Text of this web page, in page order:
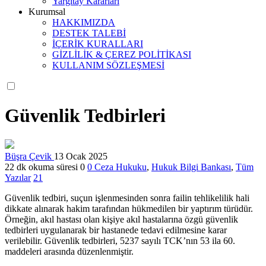
Kurumsal
HAKKIMIZDA
DESTEK TALEBİ
İÇERİK KURALLARI
GİZLİLİK & ÇEREZ POLİTİKASI
KULLANIM SÖZLEŞMESİ
Güvenlik Tedbirleri
Büşra Çevik 13 Ocak 2025
22 dk okuma süresi 0 0 Ceza Hukuku, Hukuk Bilgi Bankası, Tüm
Yazılar 21
Güvenlik tedbiri, suçun işlenmesinden sonra failin tehlikelilik hali
dikkate alınarak hakim tarafından hükmedilen bir yaptırım türüdür.
Örneğin, akıl hastası olan kişiye akıl hastalarına özgü güvenlik
tedbirleri uygulanarak bir hastanede tedavi edilmesine karar
verilebilir. Güvenlik tedbirleri, 5237 sayılı TCK’nın 53 ila 60.
maddeleri arasında düzenlenmiştir.